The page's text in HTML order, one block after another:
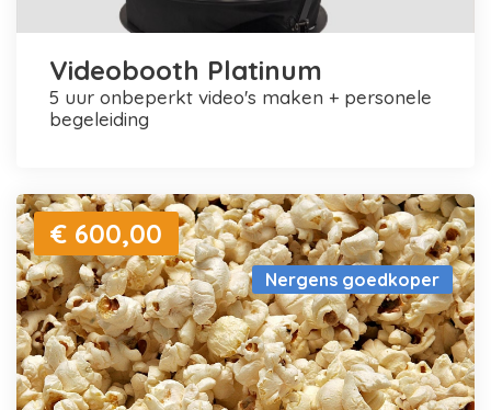
Videobooth Platinum
5 uur onbeperkt video's maken + personele
begeleiding
Nergens goedkoper
€ 600,00